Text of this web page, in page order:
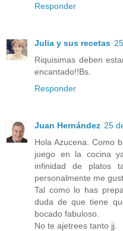
Responder
Julia y sus recetas
Riquisimas deben
encantado!!Bs.
Responder
Juan Hernández 25
Hola Azucena. Como
juego en la cocina
infinidad de platos
personalmente me
Tal como lo has
duda de que tiene
bocado fabuloso.
No te ajetrees tanto jj.